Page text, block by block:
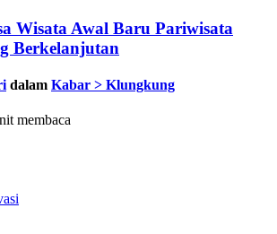
Wisata Awal Baru Pariwisata
Berkelanjutan
dalam Kabar > Klungkung
membaca